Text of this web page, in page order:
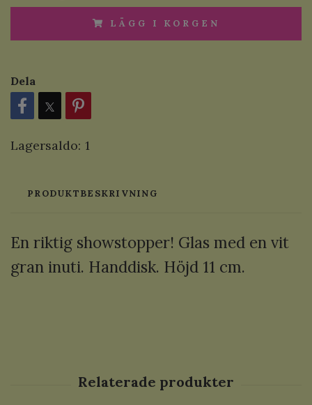
LÄGG I KORGEN
Dela
Lagersaldo: 1
PRODUKTBESKRIVNING
En riktig showstopper! Glas med en vit
gran inuti. Handdisk. Höjd 11 cm.